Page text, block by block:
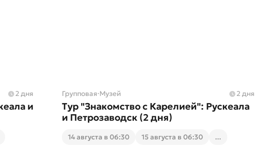
2 дня
и
Групповая·Музей 2 дня
Тур "Знакомство с Карелией": Рускеала
и Петрозаводск (2 дня)
14 августа в 06:30 15 августа в 06:30 ...